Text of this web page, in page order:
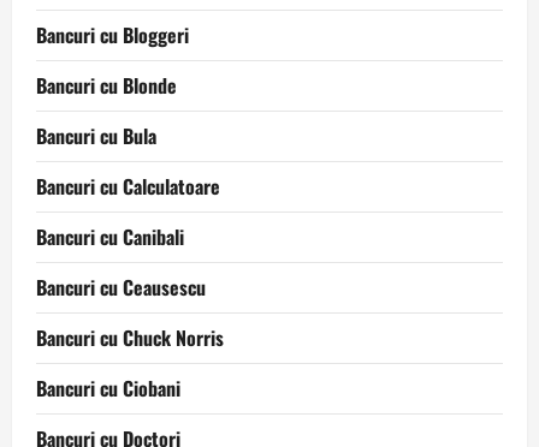
Bancuri cu Bloggeri
Bancuri cu Blonde
Bancuri cu Bula
Bancuri cu Calculatoare
Bancuri cu Canibali
Bancuri cu Ceausescu
Bancuri cu Chuck Norris
Bancuri cu Ciobani
Bancuri cu Doctori